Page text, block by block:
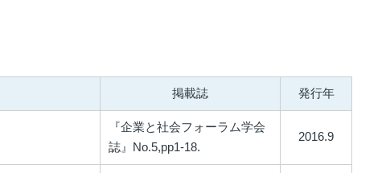
掲載誌 発行年
『企業と社会フォーラム学会
誌』No.5,pp1-18.
2016.9